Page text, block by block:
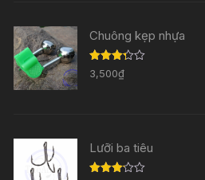
Chuông kẹp nhựa
Được
xếp
3,500₫
Lưỡi ba tiêu